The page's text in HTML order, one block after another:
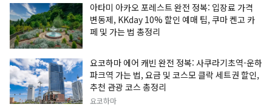
아타미 아카오 포레스트 완전 정복: 입장료 가격
변동제, KKday 10% 할인 예매 팁, 쿠마 켄고 카
페 및 가는 법 총정리
요코하마 에어 캐빈 완전 정복: 사쿠라기초역-운하
파크역 가는 법, 요금 및 코스모 클락 세트권 할인,
추천 관광 코스 총정리
요코하마